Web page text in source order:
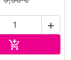

